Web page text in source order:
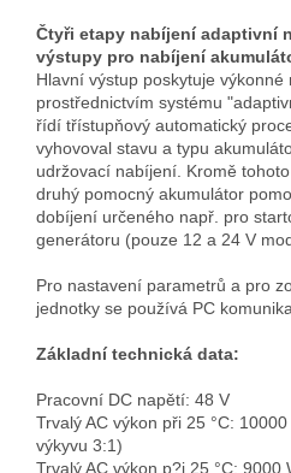
Čtyři etapy nabíjení adaptivní
výstupy pro nabíjení
Hlavní výstup poskytuje
prostřednictvím systému
řídí třístupňový automatický
vyhovoval stavu a typu
udržovací nabíjení. Kromě
druhý pomocný akumulátor
dobíjení určeného např. pro
generátoru (pouze 12 a 24 V
Pro nastavení parametrů a pro
jednotky se používá PC
Základní technická data:
Pracovní DC napětí: 48 V
Trvalý AC výkon při 25 °C:
výkyvu 3:1)
Trvalý AC výkon p?i 25 °C: 9000